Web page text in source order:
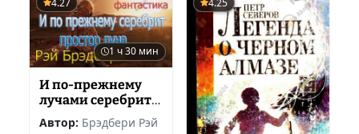
1 ч 30 мин
И по-прежнему
лучами серебрит
простор луна…
Автор: Брэдбери Рэй